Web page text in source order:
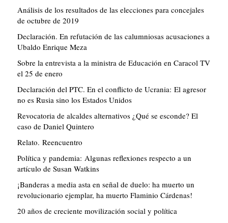
Análisis de los resultados de las elecciones para concejales
de octubre de 2019
Declaración. En refutación de las calumniosas acusaciones a
Ubaldo Enrique Meza
Sobre la entrevista a la ministra de Educación en Caracol TV
el 25 de enero
Declaración del PTC. En el conflicto de Ucrania: El agresor
no es Rusia sino los Estados Unidos
Revocatoria de alcaldes alternativos ¿Qué se esconde? El
caso de Daniel Quintero
Relato. Reencuentro
Política y pandemia: Algunas reflexiones respecto a un
artículo de Susan Watkins
¡Banderas a media asta en señal de duelo: ha muerto un
revolucionario ejemplar, ha muerto Flaminio Cárdenas!
20 años de creciente movilización social y política